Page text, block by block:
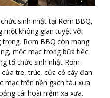
sinh nhật tại Rơm BBQ,
một không gian tuyệt vời
trọng, Rơm BBQ còn mang
mộc mạc trong bữa tiệc
tổ chức sinh nhật Rơm
tre, trúc, của cỏ cây đan
mạc trên nền gạch tàu xưa
cái hoài niệm xa xưa.